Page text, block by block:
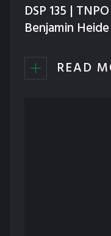
DSP 135 |
Benjamin
READ